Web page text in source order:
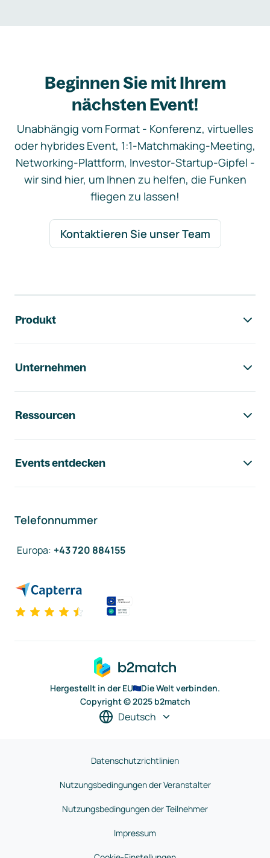
Beginnen Sie mit Ihrem
nächsten Event!
Unabhängig vom Format - Konferenz, virtuelles
oder hybrides Event, 1:1-Matchmaking-Meeting,
Networking-Plattform, Investor-Startup-Gipfel -
wir sind hier, um Ihnen zu helfen, die Funken
fliegen zu lassen!
Kontaktieren Sie unser Team
Produkt
Unternehmen
Ressourcen
Events entdecken
Telefonnummer
Europa: +43 720 884155
Hergestellt in der EU
Die Welt verbinden.
Copyright © 2025 b2match
Deutsch
Datenschutzrichtlinien
Nutzungsbedingungen der Veranstalter
Nutzungsbedingungen der Teilnehmer
Impressum